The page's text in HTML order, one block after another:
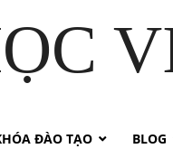
ĐÀO TẠO BLOG